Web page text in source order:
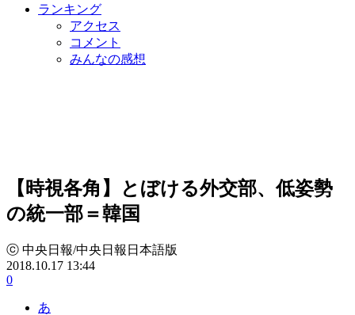
ランキング
アクセス
コメント
みんなの感想
【時視各角】とぼける外交部、低姿勢
の統一部＝韓国
ⓒ 中央日報/中央日報日本語版
2018.10.17 13:44
0
あ